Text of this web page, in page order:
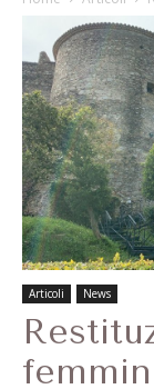
Articoli News